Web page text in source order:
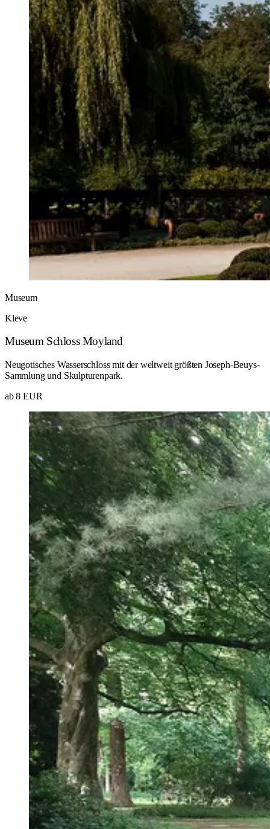
Museum
Kleve
Museum Schloss Moyland
Neugotisches Wasserschloss mit der weltweit größten Joseph-Beuys-
Sammlung und Skulpturenpark.
ab 8 EUR